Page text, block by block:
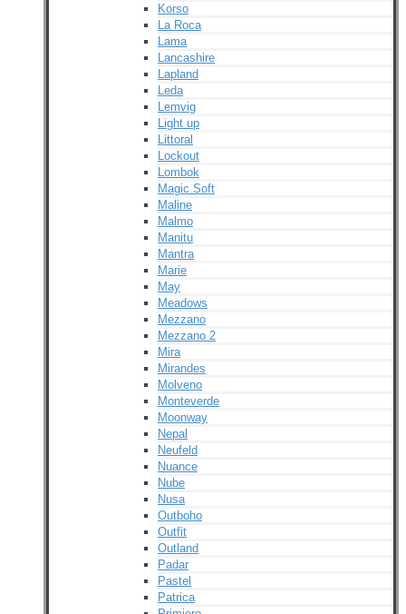
Korso
La Roca
Lama
Lancashire
Lapland
Leda
Lemvig
Light up
Littoral
Lockout
Lombok
Magic Soft
Maline
Malmo
Manitu
Mantra
Marie
May
Meadows
Mezzano
Mezzano 2
Mira
Mirandes
Molveno
Monteverde
Moonway
Nepal
Neufeld
Nuance
Nube
Nusa
Outboho
Outfit
Outland
Padar
Pastel
Patrica